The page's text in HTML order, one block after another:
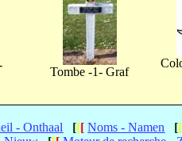
Tombe -1- Graf
- Onthaal [[[ Noms - Namen [[